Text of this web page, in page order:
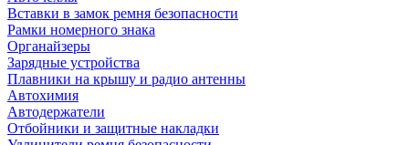
Вставки в замок ремня безопасности
Рамки номерного знака
Органайзеры
Зарядные устройства
Плавники на крышу и радио антенны
Автохимия
Автодержатели
Отбойники и защитные накладки